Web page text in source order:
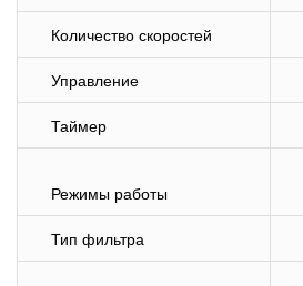
Количество скоростей
Управление
Таймер
Режимы работы
Тип фильтра